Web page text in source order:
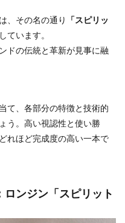
、その名の通り
「スピリッ
ています。
ドの伝統と革新が見事に融
て、各部分の特徴と技術的
う。高い視認性と使い勝
れほど完成度の高い一本で
ンジン「スピリット